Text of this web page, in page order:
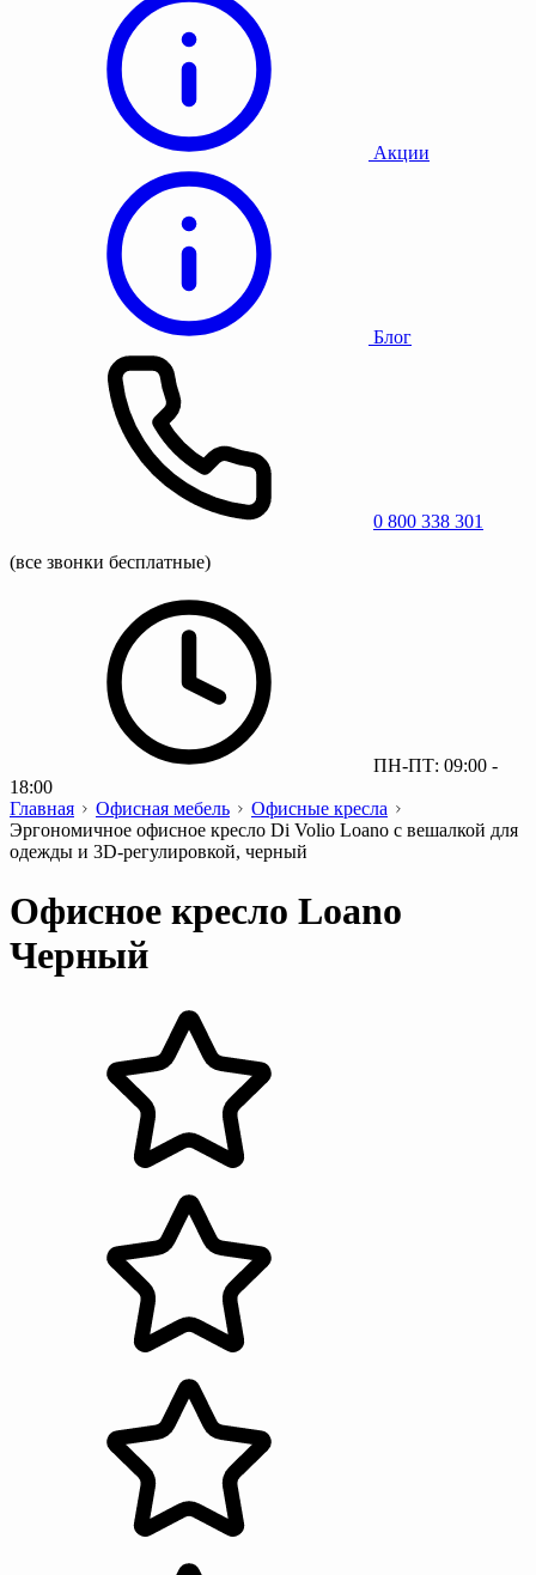
Акции
Блог
0 800 338 301
(все звонки бесплатные)
ПН-ПТ: 09:00 -
18:00
Главная
Офисная мебель
Офисные кресла
Эргономичное офисное кресло Di Volio Loano с вешалкой для
одежды и 3D-регулировкой, черный
Офисное кресло Loano
Черный